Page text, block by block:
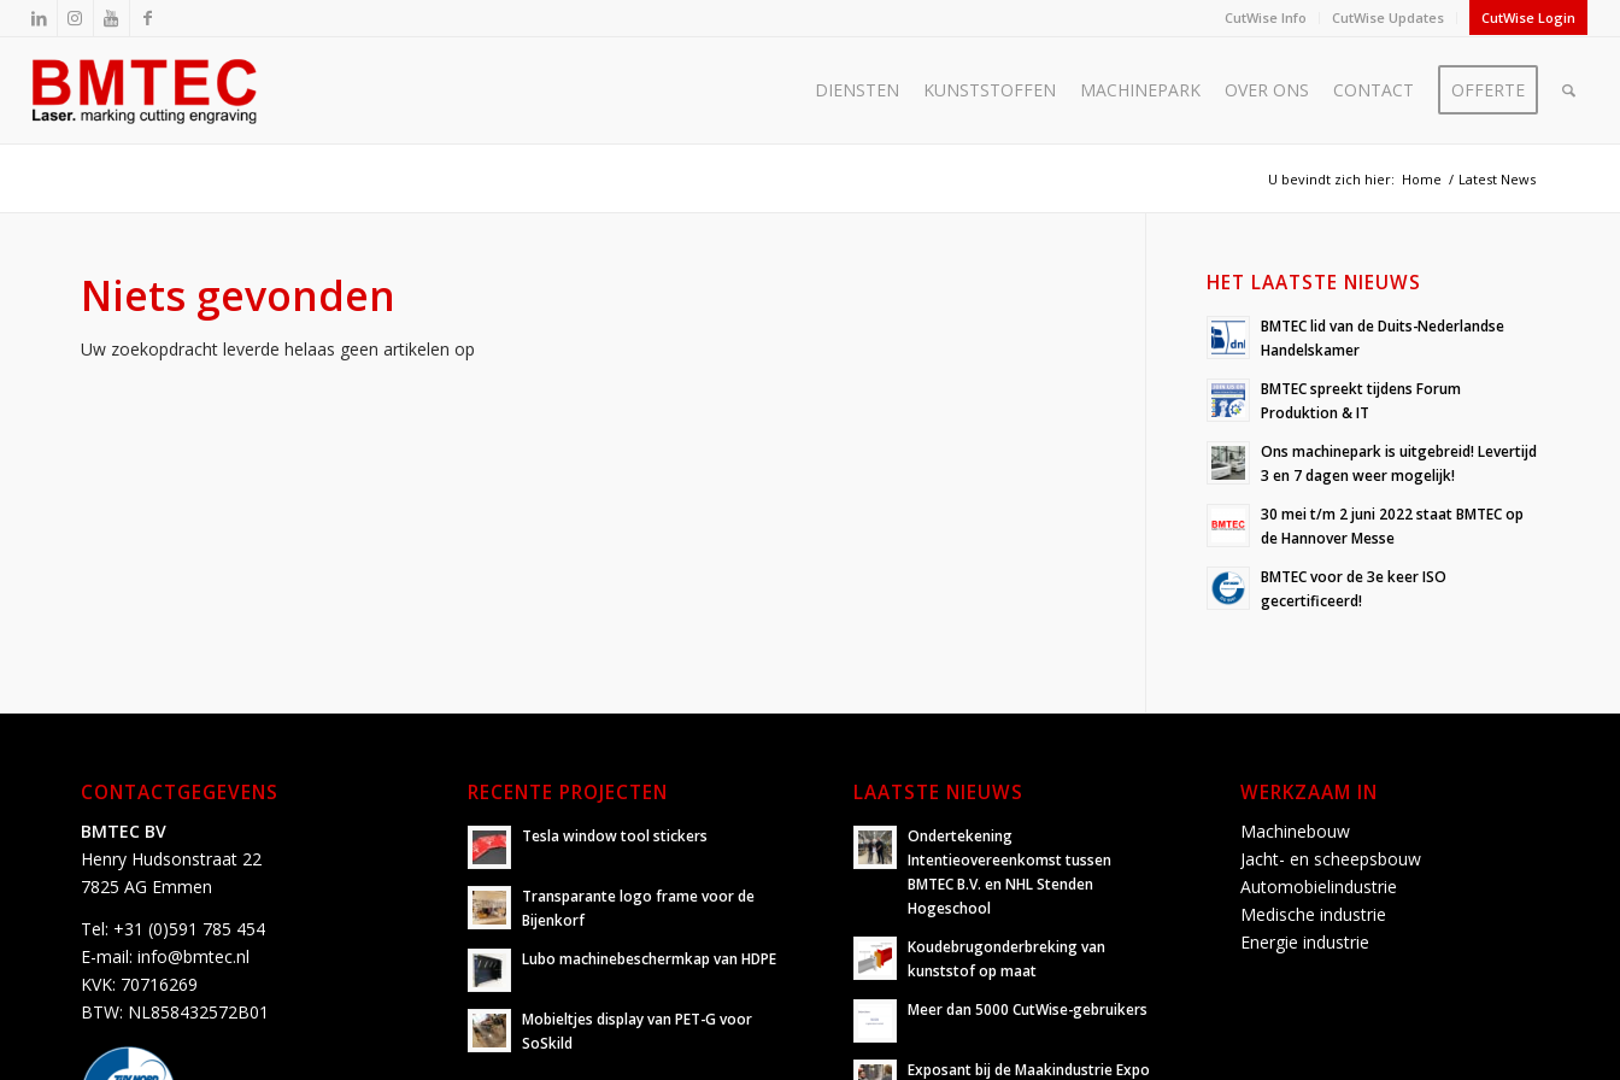
CutWise Info CutWise Updates CutWise Login
DIENSTEN KUNSTSTOFFEN MACHINEPARK OVER ONS CONTACT OFFERTE
U bevindt zich hier: Home / Latest News
Niets gevonden
Uw zoekopdracht leverde helaas geen artikelen op
HET LAATSTE NIEUWS
BMTEC lid van de Duits-Nederlandse
Handelskamer
BMTEC spreekt tijdens Forum
Produktion & IT
Ons machinepark is uitgebreid! Levertijd
3 en 7 dagen weer mogelijk!
30 mei t/m 2 juni 2022 staat BMTEC op
de Hannover Messe
BMTEC voor de 3e keer ISO
gecertificeerd!
CONTACTGEGEVENS
BMTEC BV
Henry Hudsonstraat 22
7825 AG Emmen
Tel: +31 (0)591 785 454
E-mail: info@bmtec.nl
KVK: 70716269
BTW: NL858432572B01
RECENTE PROJECTEN
Tesla window tool stickers
Transparante logo frame voor de
Bijenkorf
Lubo machinebeschermkap van HDPE
Mobieltjes display van PET-G voor
SoSkild
LAATSTE NIEUWS
Ondertekening
Intentieovereenkomst tussen
BMTEC B.V. en NHL Stenden
Hogeschool
Koudebrugonderbreking van
kunststof op maat
Meer dan 5000 CutWise-gebruikers
Exposant bij de Maakindustrie Expo
WERKZAAM IN
Machinebouw
Jacht- en scheepsbouw
Automobielindustrie
Medische industrie
Energie industrie